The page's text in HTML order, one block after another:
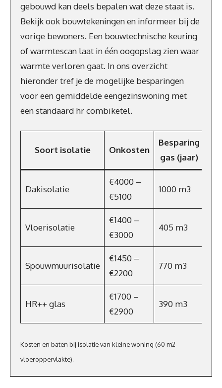
gebouwd kan deels bepalen wat deze staat is.
Bekijk ook bouwtekeningen en informeer bij de
vorige bewoners. Een bouwtechnische keuring
of warmtescan laat in één oogopslag zien waar
warmte verloren gaat. In ons overzicht
hieronder tref je de mogelijke besparingen
voor een gemiddelde eengezinswoning met
een standaard hr combiketel.
Soort isolatie Onkosten
Besparing
gas (jaar)
Dakisolatie
€4000 –
€5100
1000 m3
Vloerisolatie
€1400 –
€3000
405 m3
Spouwmuurisolatie
€1450 –
€2200
770 m3
HR++ glas
€1700 –
€2900
390 m3
Kosten en baten bij isolatie van kleine woning (60 m2
vloeroppervlakte).